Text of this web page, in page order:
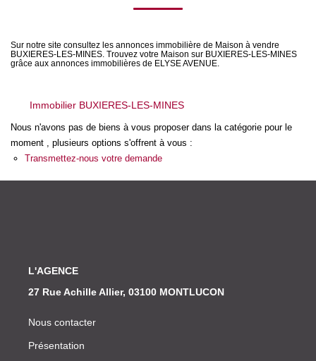
Qui Sommes-Nous
Nos Actualités
CONTACT
Sur notre site consultez les annonces immobilière de Maison à vendre
BUXIERES-LES-MINES. Trouvez votre Maison sur BUXIERES-LES-MINES
grâce aux annonces immobilières de ELYSE AVENUE.
Immobilier BUXIERES-LES-MINES
Nous n'avons pas de biens à vous proposer dans la catégorie pour le
moment , plusieurs options s'offrent à vous :
Transmettez-nous votre demande
L'AGENCE
27 Rue Achille Allier, 03100 MONTLUCON
Nous contacter
Présentation